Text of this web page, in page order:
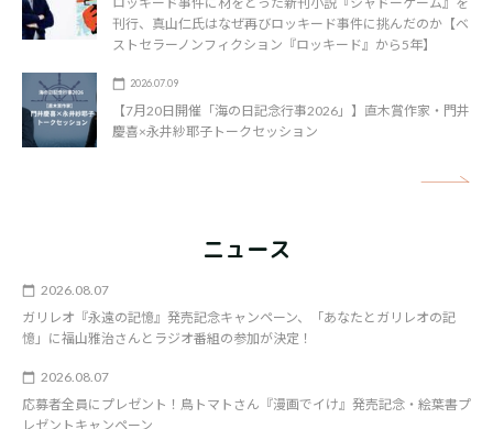
刊行、真山仁氏はなぜ再びロッキード事件に挑んだのか【ベ
ストセラーノンフィクション『ロッキード』から5年】
2026.07.09
【7月20日開催「海の日記念行事2026」】直木賞作家・門井
慶喜×永井紗耶子トークセッション
ニュース
2026.08.07
ガリレオ『永遠の記憶』発売記念キャンペーン、「あなたとガリレオの記
憶」に福山雅治さんとラジオ番組の参加が決定！
2026.08.07
応募者全員にプレゼント！鳥トマトさん『漫画でイけ』発売記念・絵葉書プ
レゼントキャンペーン